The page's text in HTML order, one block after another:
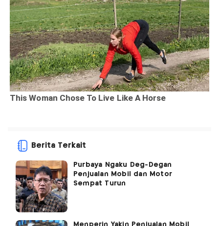
Berita Terkait
Purbaya Ngaku Deg-Degan
Penjualan Mobil dan Motor
Sempat Turun